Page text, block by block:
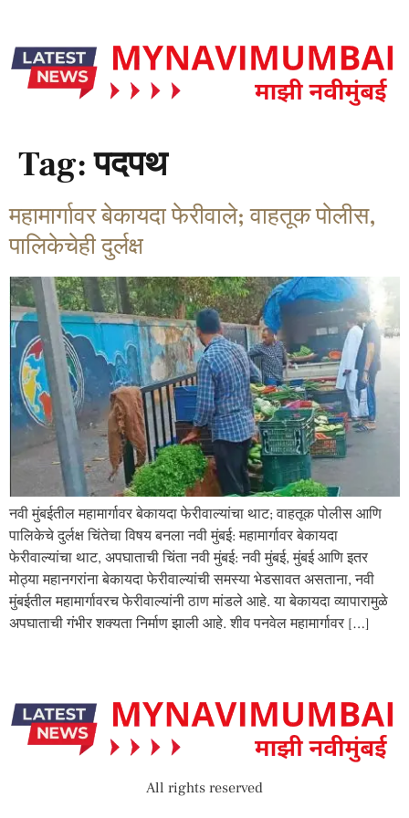
Tag:पदपथ
महामार्गावर बेकायदा फेरीवाले; वाहतूक पोलीस,
पालिकेचेही दुर्लक्ष
नवी मुंबईतील महामार्गावर बेकायदा फेरीवाल्यांचा थाट; वाहतूक पोलीस आणि
पालिकेचे दुर्लक्ष चिंतेचा विषय बनला नवी मुंबई: महामार्गावर बेकायदा
फेरीवाल्यांचा थाट, अपघाताची चिंता नवी मुंबई: नवी मुंबई, मुंबई आणि इतर
मोठ्या महानगरांना बेकायदा फेरीवाल्यांची समस्या भेडसावत असताना, नवी
मुंबईतील महामार्गावरच फेरीवाल्यांनी ठाण मांडले आहे. या बेकायदा व्यापारामुळे
अपघाताची गंभीर शक्यता निर्माण झाली आहे. शीव पनवेल महामार्गावर […]
All rights reserved